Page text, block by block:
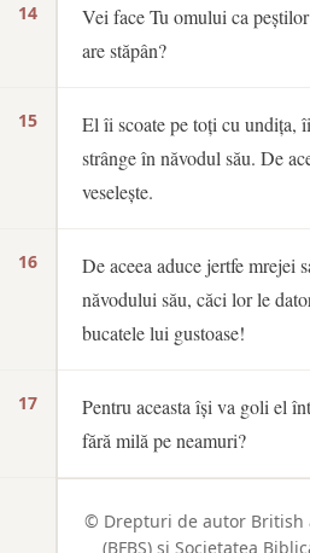
14
15
16
17
Vei face Tu omului ca
are stăpân?
El îi scoate pe toți cu undița,
strânge în năvodul său. De
veselește.
De aceea aduce jertfe mrejei
năvodului său, căci lor le
bucatele lui gustoase!
Pentru aceasta își va goli el
fără milă pe neamuri?
© Drepturi de autor British
(BFBS) si Societatea